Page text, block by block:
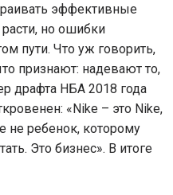
эффективные
расти, но ошибки
пути. Что уж говорить,
признают: надевают то,
драфта НБА 2018 года
«Nike – это Nike,
не ребенок, которому
Это бизнес». В итоге